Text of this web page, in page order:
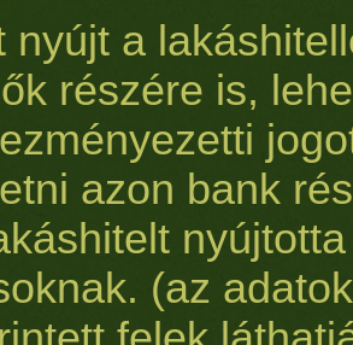
nyújt a
részére is,
azon bank
(az